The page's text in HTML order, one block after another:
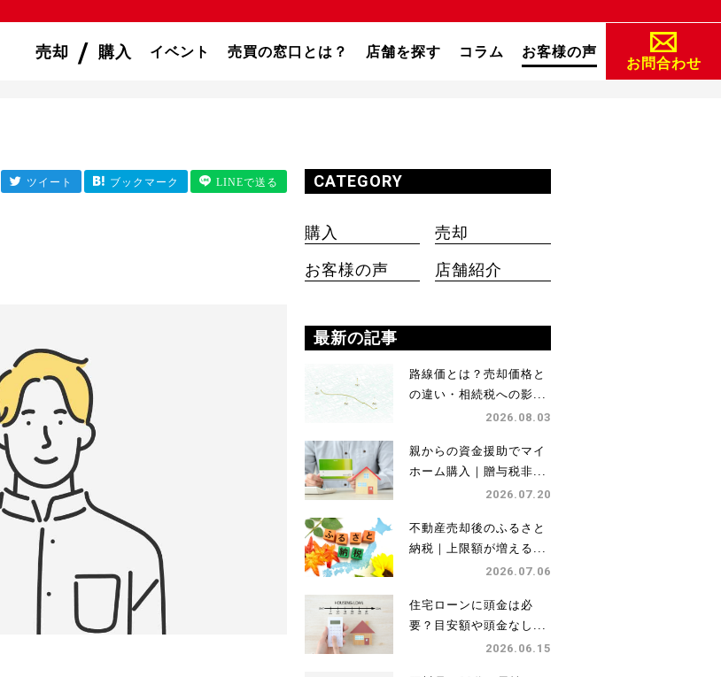
売却 / 購入 イベント 売買の窓口とは？ 店舗を探す コラム お客様の声
お問合わせ
CATEGORY
購入 売却
お客様の声 店舗紹介
最新の記事
路線価とは？売却価格と
の違い・相続税への影...
2026.08.03
親からの資金援助でマイ
ホーム購入｜贈与税非...
2026.07.20
不動産売却後のふるさと
納税｜上限額が増える...
2026.07.06
住宅ローンに頭金は必
要？目安額や頭金なし...
2026.06.15